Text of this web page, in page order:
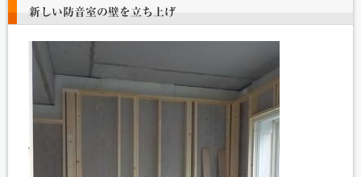
新しい防音室の壁を立ち上げ